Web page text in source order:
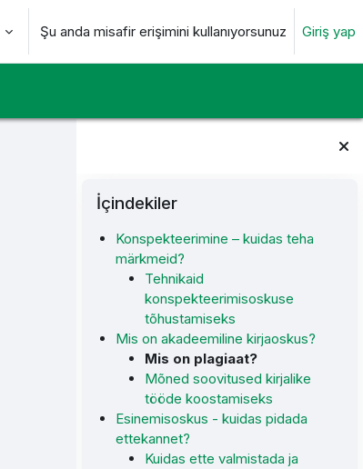
Şu anda misafir erişimini kullanıyorsunuz Giriş yap
Bloklar
İçindekiler
Konspekteerimine – kuidas teha
märkmeid?
Tehnikaid
konspekteerimisoskuse
tõhustamiseks
Mis on akadeemiline kirjaoskus?
Mis on plagiaat?
Mõned soovitused kirjalike
tööde koostamiseks
Esinemisoskus - kuidas pidada
ettekannet?
Kuidas ette valmistada ja